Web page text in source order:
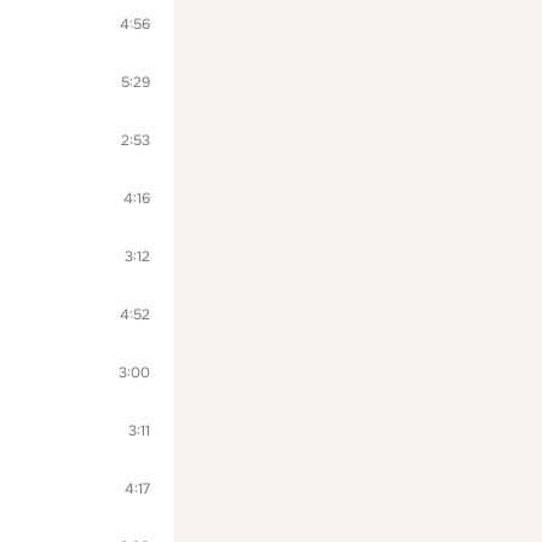
4:56
5:29
2:53
4:16
3:12
4:52
3:00
3:11
4:17